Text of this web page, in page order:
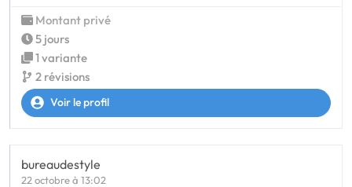
Montant privé
5 jours
1 variante
2 révisions
Voir le profil
bureaudestyle
22 octobre à 13:02